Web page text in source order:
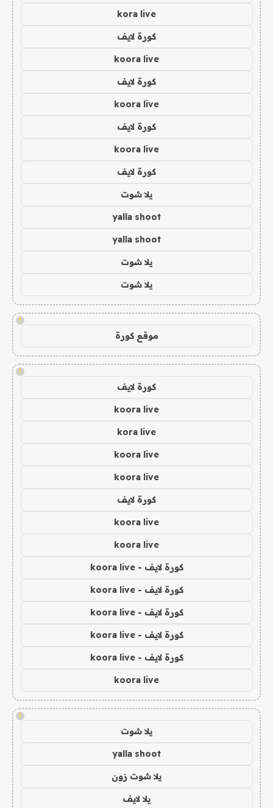
kora live
كورة لايف
koora live
كورة لايف
koora live
كورة لايف
koora live
كورة لايف
يلا شوت
yalla shoot
yalla shoot
يلا شوت
يلا شوت
!
موقع كورة
!
كورة لايف
koora live
kora live
koora live
koora live
كورة لايف
koora live
koora live
كورة لايف - koora live
كورة لايف - koora live
كورة لايف - koora live
كورة لايف - koora live
كورة لايف - koora live
koora live
!
يلا شوت
yalla shoot
يلا شوت زون
يلا لايف